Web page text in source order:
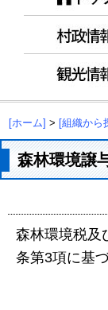
[ホーム] > [組織から
森林環境譲
森林環境税及
条第3項に基